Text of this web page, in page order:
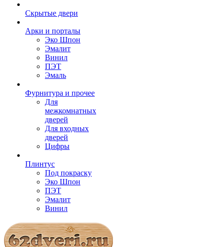
Скрытые двери
Арки и порталы
Эко Шпон
Эмалит
Винил
ПЭТ
Эмаль
Фурнитура и прочее
Для
межкомнатных
дверей
Для входных
дверей
Цифры
Плинтус
Под покраску
Эко Шпон
ПЭТ
Эмалит
Винил